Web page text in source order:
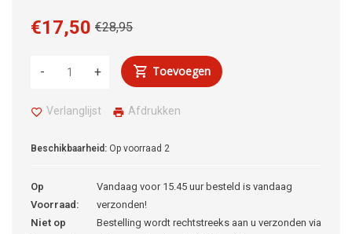
€28,95
€17,50
+
- Toevoegen
Verlanglijst Afdrukken
Beschikbaarheid: Op voorraad 2
Op
Voorraad:
Vandaag voor 15.45 uur besteld is vandaag
verzonden!
Niet op
Bestelling wordt rechtstreeks aan u verzonden via